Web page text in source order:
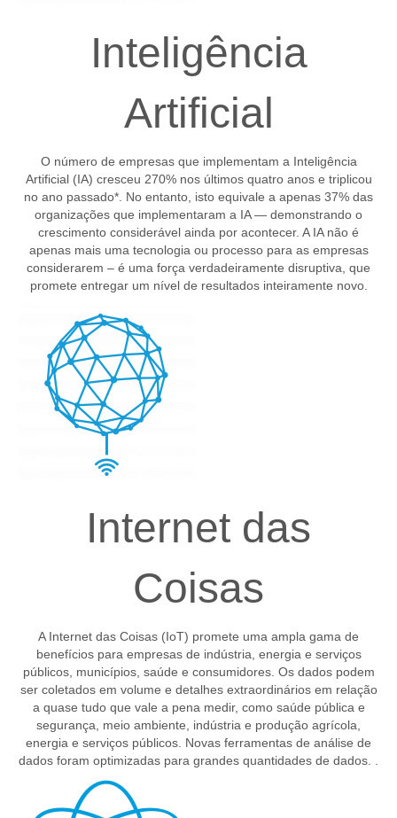
Inteligência
Artificial
O número de empresas que implementam a Inteligência
Artificial (IA) cresceu 270% nos últimos quatro anos e triplicou
no ano passado*. No entanto, isto equivale a apenas 37% das
organizações que implementaram a IA — demonstrando o
crescimento considerável ainda por acontecer. A IA não é
apenas mais uma tecnologia ou processo para as empresas
considerarem – é uma força verdadeiramente disruptiva, que
promete entregar um nível de resultados inteiramente novo.
Internet das
Coisas
A Internet das Coisas (IoT) promete uma ampla gama de
benefícios para empresas de indústria, energia e serviços
públicos, municípios, saúde e consumidores. Os dados podem
ser coletados em volume e detalhes extraordinários em relação
a quase tudo que vale a pena medir, como saúde pública e
segurança, meio ambiente, indústria e produção agrícola,
energia e serviços públicos. Novas ferramentas de análise de
dados foram optimizadas para grandes quantidades de dados. .